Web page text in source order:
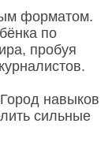
форматом.
по
пробуя
навыков
сильные